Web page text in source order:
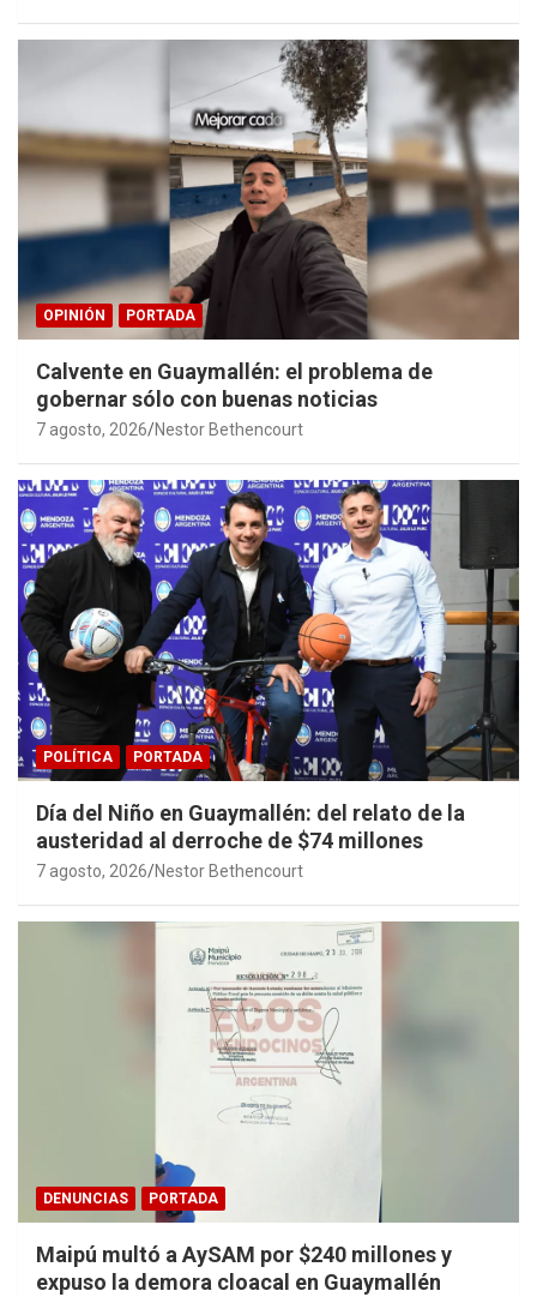
OPINIÓN PORTADA
Calvente en Guaymallén: el problema de
gobernar sólo con buenas noticias
7 agosto, 2026 Nestor Bethencourt
POLÍTICA PORTADA
Día del Niño en Guaymallén: del relato de la
austeridad al derroche de $74 millones
7 agosto, 2026 Nestor Bethencourt
DENUNCIAS PORTADA
Maipú multó a AySAM por $240 millones y
expuso la demora cloacal en Guaymallén